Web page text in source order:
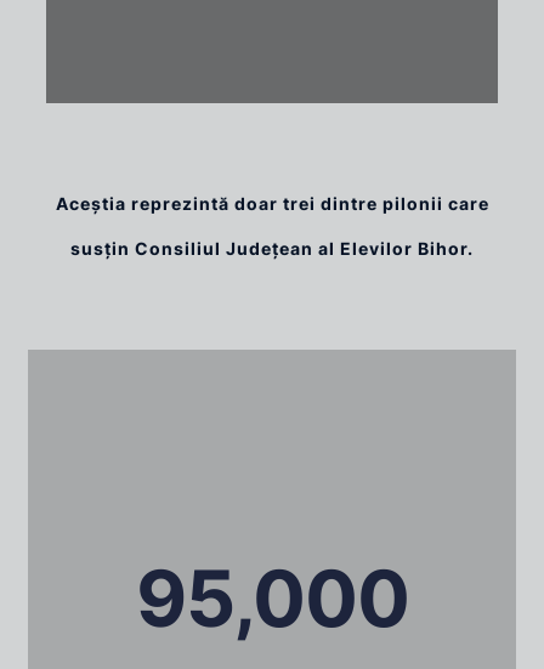
Aceștia reprezintă doar trei dintre pilonii care
susțin Consiliul Județean al Elevilor Bihor.
95,000